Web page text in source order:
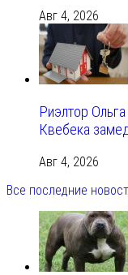
Авг 4, 2026
Риэлтор
Квебека
Авг 4, 2026
Все последние